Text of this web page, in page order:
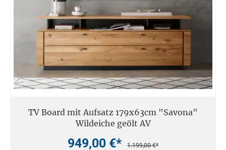
TV Board mit Aufsatz 179x63cm "Savona"
Wildeiche geölt AV
949,00 €*
1.199,00 €*